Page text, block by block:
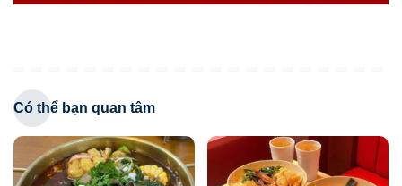
Có thể bạn quan tâm